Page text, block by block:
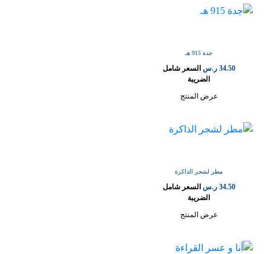
جدة 915 هـ
34.50 ر.س السعر شامل
الضريبة
عرض المنتج
مطر لشجر الذاكرة
34.50 ر.س السعر شامل
الضريبة
عرض المنتج